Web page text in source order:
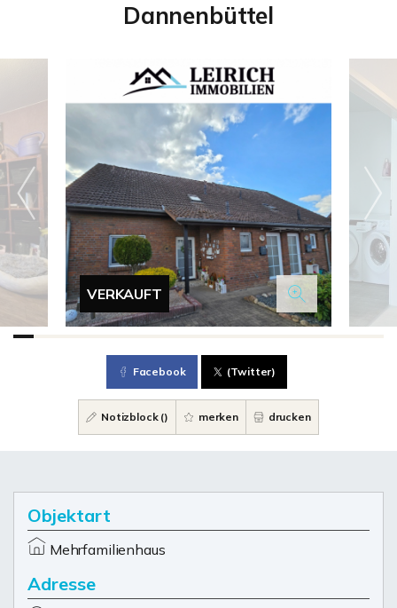
Dannenbüttel
VERKAUFT
Facebook (Twitter)
Notizblock () merken drucken
Objektart
Mehrfamilienhaus
Adresse